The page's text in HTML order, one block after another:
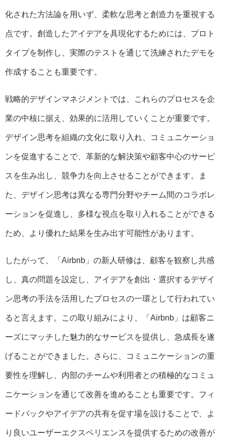
化された方法論を用いず、柔軟な思考と創造力を重視する
点です。創造したアイデアを具現化するためには、プロト
タイプを制作し、実際のテストを通じて洗練されたデモを
作成することも重要です。
戦略的デザインマネジメントでは、これらのプロセスを企
業の中核に据え、効果的に活用していくことが重要です。
デザイン思考を組織の文化に取り入れ、コミュニケーショ
ンを促進することで、革新的な解決策や顧客中心のサービ
スを生み出し、競争力を向上させることができます。ま
た、デザイン思考は異なる専門分野やチーム間のコラボレ
ーションを促進し、多様な視点を取り入れることができる
ため、より優れた結果を生み出す可能性があります。
したがって、「Airbnb」の新人研修は、顧客を観察し共感
し、真の問題を設定し、アイデアを創出・選択するデザイ
ン思考の手法を活用したプロセスの一環として行われてい
ると言えます。この取り組みにより、「Airbnb」は顧客ニ
ーズにマッチした魅力的なサービスを提供し、急成長を遂
げることができました。さらに、コミュニケーションの重
要性を理解し、内部のチームや利用者との積極的なコミュ
ニケーションを通じて改善を進めることも重要です。フィ
ードバックやアイデアの共有を促す場を設けることで、よ
り良いユーザーエクスペリエンスを提供するための改善が